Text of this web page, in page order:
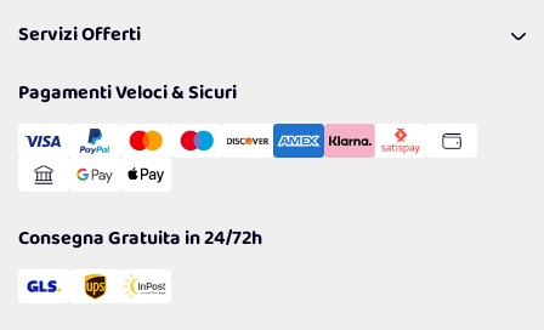
Politiche per la parità di genere
Resi
Spedizioni
Cookie Policy
Gestisci Cookie
Servizi Offerti
Reso Facile e Veloce
Pagamenti Veloci & Sicuri
Consegna Gratuita in 24/72h